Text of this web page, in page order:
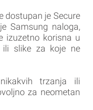
dostupan je Secure
Samsung naloga,
izuzetno korisna u
ili slike za koje ne
trzanja ili
za neometan